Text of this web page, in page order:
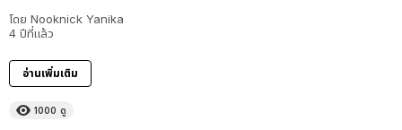
โดย Nooknick Yanika
4 ปีที่แล้ว
อ่านเพิ่มเติม
1000 ดู